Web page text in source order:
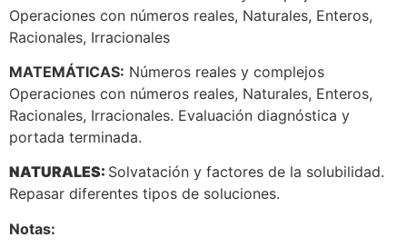
Operaciones con números reales, Naturales, Enteros,
Racionales, Irracionales
MATEMÁTICAS: Números reales y complejos
Operaciones con números reales, Naturales, Enteros,
Racionales, Irracionales. Evaluación diagnóstica y
portada terminada.
NATURALES: Solvatación y factores de la solubilidad.
Repasar diferentes tipos de soluciones.
Notas: